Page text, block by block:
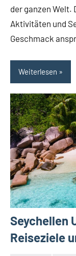
der ganzen Welt.
Aktivitäten und
Geschmack
Weiterlesen
Seychellen
Reiseziele